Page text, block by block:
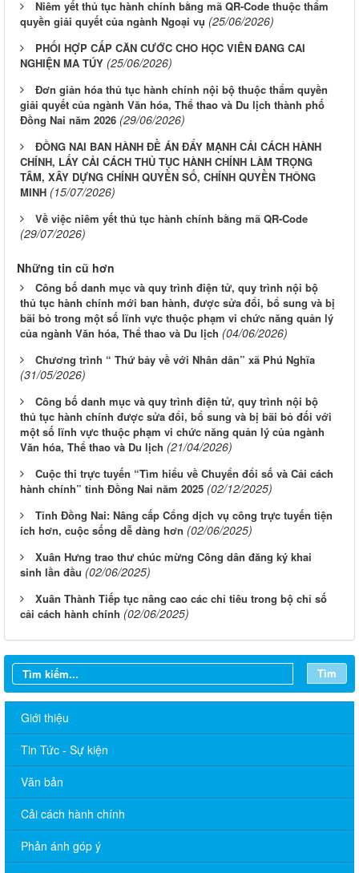
Niêm yết thủ tục hành chính bằng mã QR-Code thuộc thẩm
quyền giải quyết của ngành Ngoại vụ (25/06/2026)
PHỐI HỢP CẤP CĂN CƯỚC CHO HỌC VIÊN ĐANG CAI
NGHIỆN MA TÚY (25/06/2026)
Đơn giản hóa thủ tục hành chính nội bộ thuộc thẩm quyền
giải quyết của ngành Văn hóa, Thể thao và Du lịch thành phố
Đồng Nai năm 2026 (29/06/2026)
ĐỒNG NAI BAN HÀNH ĐỀ ÁN ĐẨY MẠNH CẢI CÁCH HÀNH
CHÍNH, LẤY CẢI CÁCH THỦ TỤC HÀNH CHÍNH LÀM TRỌNG
TÂM, XÂY DỰNG CHÍNH QUYỀN SỐ, CHÍNH QUYỀN THÔNG
MINH (15/07/2026)
Về việc niêm yết thủ tục hành chính bằng mã QR-Code
(29/07/2026)
Những tin cũ hơn
Công bố danh mục và quy trình điện tử, quy trình nội bộ
thủ tục hành chính mới ban hành, được sửa đổi, bổ sung và bị
bãi bỏ trong một số lĩnh vực thuộc phạm vi chức năng quản lý
của ngành Văn hóa, Thể thao và Du lịch (04/06/2026)
Chương trình “ Thứ bảy về với Nhân dân” xã Phú Nghĩa
(31/05/2026)
Công bố danh mục và quy trình điện tử, quy trình nội bộ
thủ tục hành chính được sửa đổi, bổ sung và bị bãi bỏ đối với
một số lĩnh vực thuộc phạm vi chức năng quản lý của ngành
Văn hóa, Thể thao và Du lịch (21/04/2026)
Cuộc thi trực tuyến “Tìm hiểu về Chuyển đổi số và Cải cách
hành chính” tỉnh Đồng Nai năm 2025 (02/12/2025)
Tỉnh Đồng Nai: Nâng cấp Cổng dịch vụ công trực tuyến tiện
ích hơn, cuộc sống dễ dàng hơn (02/06/2025)
Xuân Hưng trao thư chúc mừng Công dân đăng ký khai
sinh lần đầu (02/06/2025)
Xuân Thành Tiếp tục nâng cao các chỉ tiêu trong bộ chỉ số
cải cách hành chính (02/06/2025)
Tìm
Giới thiệu
Tin Tức - Sự kiện
Văn bản
Cải cách hành chính
Phản ánh góp ý